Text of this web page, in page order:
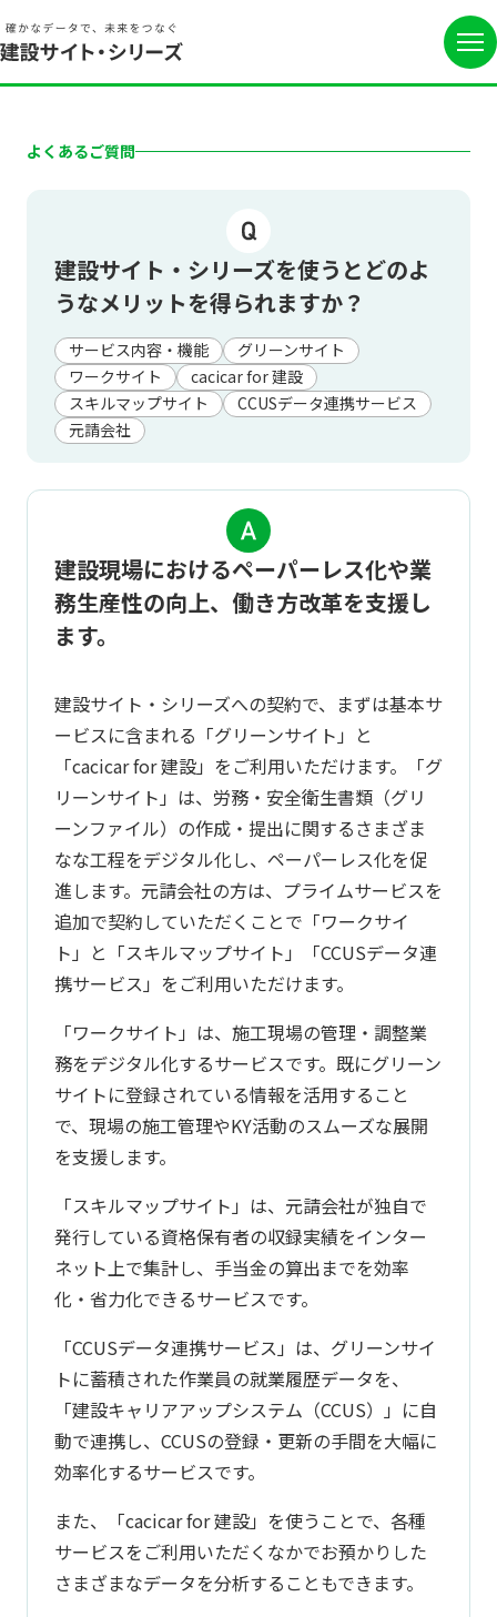
よくあるご質問
建設サイト・シリーズを使うとどのよ
うなメリットを得られますか？
サービス内容・機能
グリーンサイト
ワークサイト
cacicar for 建設
スキルマップサイト
CCUSデータ連携サービス
元請会社
建設現場におけるペーパーレス化や業
務生産性の向上、働き方改革を支援し
ます。
建設サイト・シリーズへの契約で、まずは基本サ
ービスに含まれる「グリーンサイト」と
「cacicar for 建設」をご利用いただけます。「グ
リーンサイト」は、労務・安全衛生書類（グリ
ーンファイル）の作成・提出に関するさまざま
なな工程をデジタル化し、ペーパーレス化を促
進します。元請会社の方は、プライムサービスを
追加で契約していただくことで「ワークサイ
ト」と「スキルマップサイト」「CCUSデータ連
携サービス」をご利用いただけます。
「ワークサイト」は、施工現場の管理・調整業
務をデジタル化するサービスです。既にグリーン
サイトに登録されている情報を活用すること
で、現場の施工管理やKY活動のスムーズな展開
を支援します。
「スキルマップサイト」は、元請会社が独⾃で
発⾏している資格保有者の収録実績をインター
ネット上で集計し、⼿当⾦の算出までを効率
化・省⼒化できるサービスです。
「CCUSデータ連携サービス」は、グリーンサイ
トに蓄積された作業員の就業履歴データを、
「建設キャリアアップシステム（CCUS）」に自
動で連携し、CCUSの登録・更新の手間を大幅に
効率化するサービスです。
また、「cacicar for 建設」を使うことで、各種
サービスをご利用いただくなかでお預かりした
さまざまなデータを分析することもできます。